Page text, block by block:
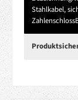
Stahlkabel,